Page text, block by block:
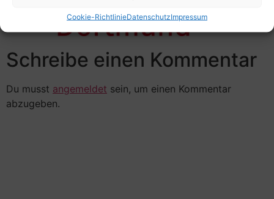
Cookie-RichtlinieDatenschutzImpressum
Schreibe einen Kommentar
Du musst angemeldet sein, um einen Kommentar
abzugeben.